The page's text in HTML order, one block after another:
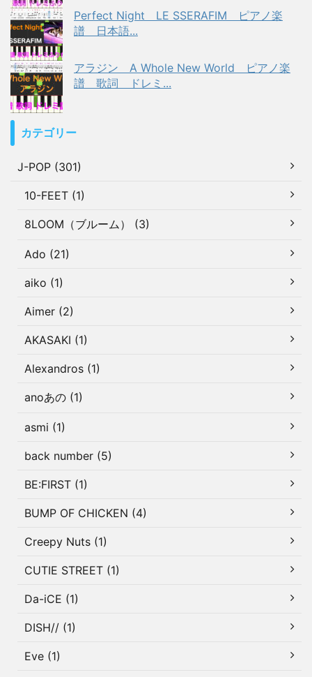
Perfect Night LE SSERAFIM ピアノ楽
譜 日本語...
アラジン A Whole New World ピアノ楽
譜 歌詞 ドレミ...
カテゴリー
J-POP (301)
10-FEET (1)
8LOOM（ブルーム） (3)
Ado (21)
aiko (1)
Aimer (2)
AKASAKI (1)
Alexandros (1)
anoあの (1)
asmi (1)
back number (5)
BE:FIRST (1)
BUMP OF CHICKEN (4)
Creepy Nuts (1)
CUTIE STREET (1)
Da-iCE (1)
DISH// (1)
Eve (1)